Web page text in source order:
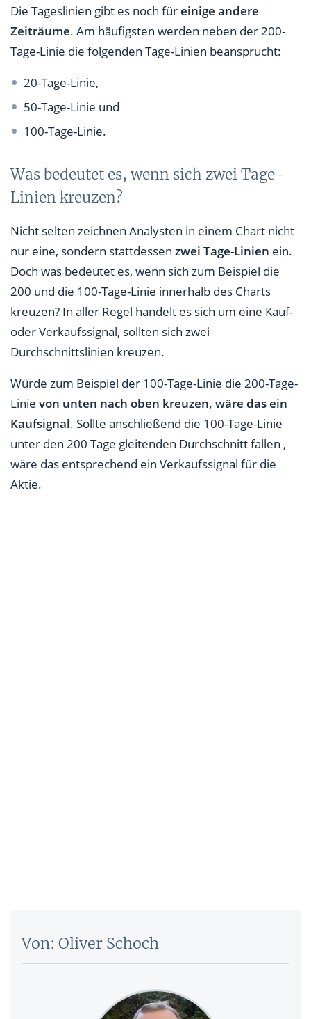
Die Tageslinien gibt es noch füreinige andere
Zeiträume. Am häufigsten werden neben der 200-
Tage-Linie die folgenden Tage-Linien beansprucht:
20-Tage-Linie,
50-Tage-Linie und
100-Tage-Linie.
Was bedeutet es, wenn sich zwei Tage-
Linien kreuzen?
Nicht selten zeichnen Analysten in einem Chart nicht
nur eine, sondern stattdessen zwei Tage-Linien ein.
Doch was bedeutet es, wenn sich zum Beispiel die
200 und die 100-Tage-Linie innerhalb des Charts
kreuzen? In aller Regel handelt es sich um eine Kauf-
oder Verkaufssignal, sollten sich zwei
Durchschnittslinien kreuzen.
Würde zum Beispiel der 100-Tage-Linie die 200-Tage-
Linie von unten nach oben kreuzen, wäre das ein
Kaufsignal. Sollte anschließend die 100-Tage-Linie
unter den 200 Tage gleitenden Durchschnitt fallen ,
wäre das entsprechend ein Verkaufssignal für die
Aktie.
Von: Oliver Schoch